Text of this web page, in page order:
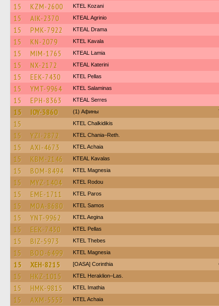
15 KZM-2600 ΚΤΕL Kozani
15 AIK-2370 KTEAL Agrinio
15 PMK-7922 KTEAL Drama
15 KN-2079 KTEL Kavala
15 MIM-1765 KTEAL Lamia
15 NX-2172 KTEAL Katerini
15 EEK-7430 KTEL Pellas
15 YMT-9964 KTEL Salaminas
15 EPH-8363 KTEAL Serres
15 IOY-3860 (1) Афины
15 ΚΤΕL Chalkidikis
15 YZI-2872 KTEL Chania–Reth.
15 AXI-4673 KTEL Achaia
15 KBM-2146 KTEAL Kavalas
15 BOM-8494 ΚΤΕL Magnesia
15 MYZ-1404 ΚΤΕL Rodou
15 EME-1711 KTEL Paros
15 MOA-8680 KTEL Samos
15 YNT-9962 KTEL Aegina
15 EEK-7430 KTEL Pellas
15 BIZ-5973 KTEL Thebes
15 BOO-6499 ΚΤΕL Magnesia
15 XEH-8215 [OASA] Corinthia
15 HKZ-1015 KTEL Heraklion–Las.
15 HMK-9815 KTEL Imathia
15 AXM-5553 KTEL Achaia